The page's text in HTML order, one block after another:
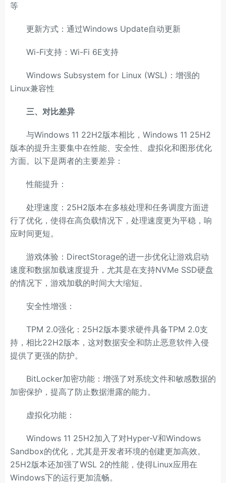
等
更新方式：通过Windows Update自动更新
Wi-Fi支持：Wi-Fi 6E支持
Windows Subsystem for Linux (WSL)：增强的
Linux兼容性
三、对比差异
与Windows 11 22H2版本相比，Windows 11 25H2
版本的提升主要集中在性能、安全性、虚拟化和图形优化
方面。以下是两者的主要差异：
性能提升：
处理速度：25H2版本在多核处理和任务调度方面进
行了优化，使得在高负载情况下，处理速度更为平稳，响
应时间更短。
游戏体验：DirectStorage的进一步优化让游戏启动
速度和数据加载速度提升，尤其是在支持NVMe SSD硬盘
的情况下，游戏加载的时间大大缩短。
安全性增强：
TPM 2.0强化：25H2版本要求硬件具备TPM 2.0支
持，相比22H2版本，这对数据安全和防止恶意软件入侵
提供了更强的防护。
BitLocker加密功能：增强了对系统文件和敏感数据的
加密保护，提高了防止数据泄露的能力。
虚拟化功能：
Windows 11 25H2加入了对Hyper-V和Windows
Sandbox的优化，尤其是开发者环境的创建更加高效。
25H2版本还加强了WSL 2的性能，使得Linux应用在
Windows下的运行更加流畅。